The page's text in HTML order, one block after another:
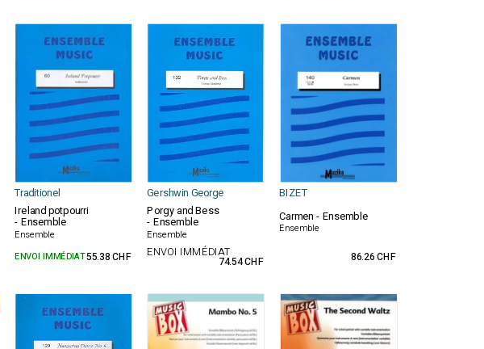
Traditionel Gershwin George
BIZET
Ireland potpourri
- Ensemble
Ensemble
Porgy and Bess
- Ensemble
Ensemble
Carmen - Ensemble
Ensemble
ENVOI IMMÉDIAT55.38 CHF ENVOI IMMÉDIAT
74.54 CHF 86.26 CHF